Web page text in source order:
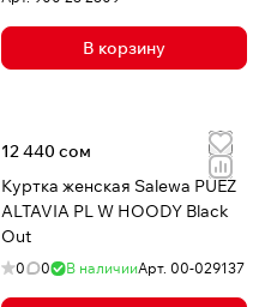
В корзину
12 440 сом
Куртка женская Salewa PUEZ
ALTAVIA PL W HOODY Black
Out
0 0 В наличииАрт. 00-029137